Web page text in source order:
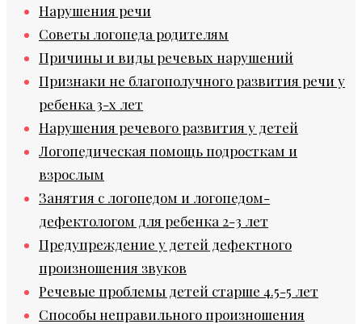
Нарушения речи
Советы логопеда родителям
Причины и виды речевых нарушений
Признаки не благополучного развития речи у
ребенка 3-х лет
Нарушения речевого развития у детей
Логопедическая помощь подросткам и
взрослым
Занятия с логопедом и логопедом-
дефектологом для ребенка 2-3 лет
Предупреждение у детей дефектного
произношения звуков
Речевые проблемы детей старше 4.5-5 лет
Способы неправильного произношения